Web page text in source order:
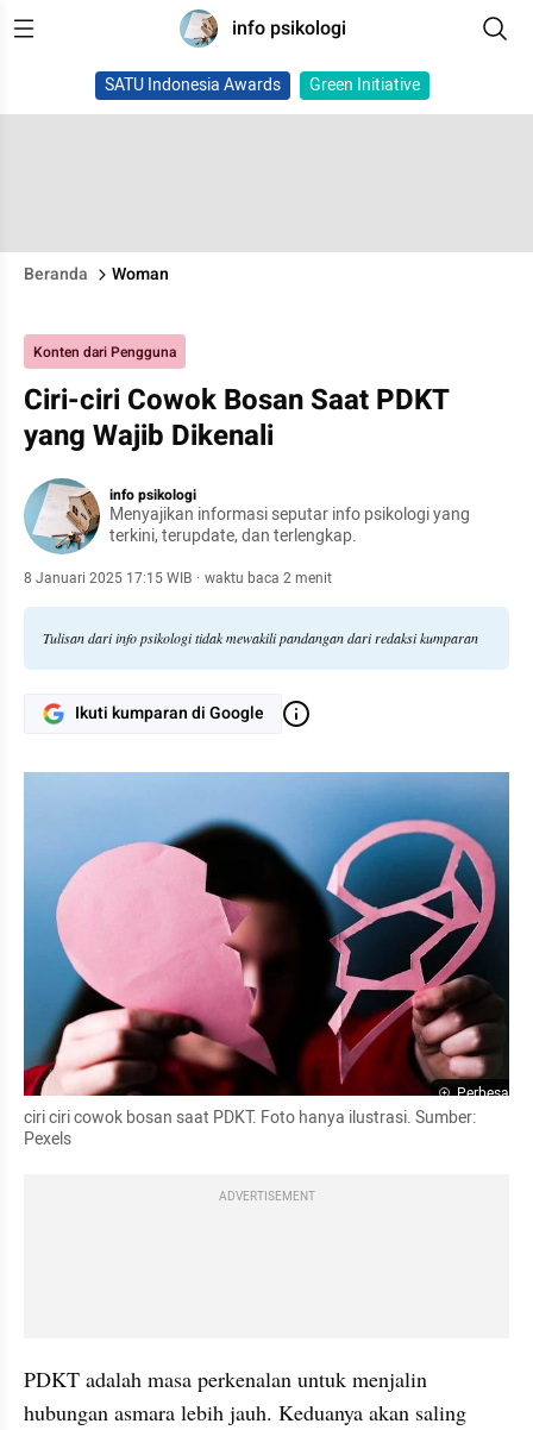
info psikologi
SATU Indonesia Awards Green Initiative
Beranda Woman
Konten dari Pengguna
Ciri-ciri Cowok Bosan Saat PDKT
yang Wajib Dikenali
info psikologi
Menyajikan informasi seputar info psikologi yang
terkini, terupdate, dan terlengkap.
8 Januari 2025 17:15 WIB · waktu baca 2 menit
Tulisan dari info psikologi tidak mewakili pandangan dari redaksi kumparan
Ikuti kumparan di Google
Perbesar
ciri ciri cowok bosan saat PDKT. Foto hanya ilustrasi. Sumber:
Pexels
ADVERTISEMENT
PDKT adalah masa perkenalan untuk menjalin
hubungan asmara lebih jauh. Keduanya akan saling